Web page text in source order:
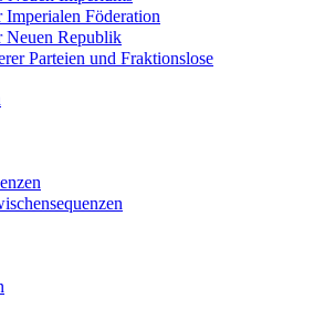
Föderation
Republik
Parteien und Fraktionslose